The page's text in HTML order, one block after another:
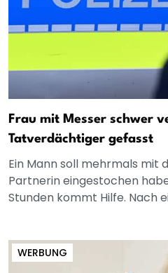
Frau mit Messer schwer
Tatverdächtiger gefasst
Ein Mann soll mehrmals mit
Partnerin eingestochen
Stunden kommt Hilfe. Nach
WERBUNG